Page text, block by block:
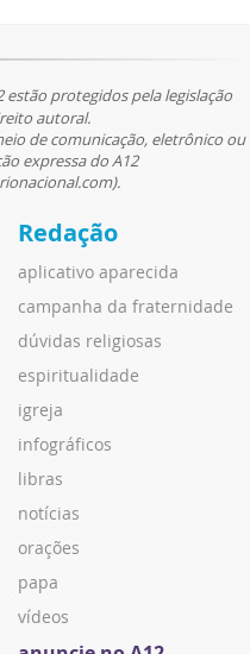
estão protegidos pela legislação
autoral.
de comunicação, eletrônico ou
expressa do A12
Redação
aplicativo aparecida
campanha da fraternidade
dúvidas religiosas
espiritualidade
igreja
infográficos
libras
notícias
orações
papa
vídeos